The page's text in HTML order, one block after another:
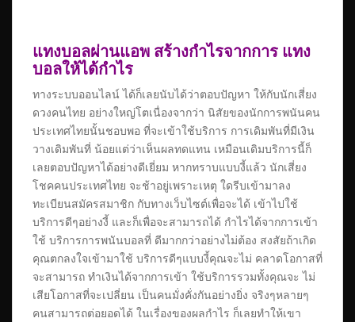
แทงบอลผ่านแอพ สร้างกำไรจากการ แทง
บอลให้ได้กำไร
ทางระบบออนไลน์ ได้ก็เลยนับได้ว่าตอบปัญหา ให้กับนักเสี่ยง
ดวงคนไทย อย่างใหญ่โตเนื่องจากว่า นิสัยของนักการพนันคน
ประเทศไทยนั้นชอบพอ ที่จะเข้าใช้บริการ การเดิมพันที่มีเงิน
วางเดิมพันที่ น้อยแต่ว่าเห็นผลทดแทน เหมือนเดิมบริการนี้ก็
เลยตอบปัญหาได้อย่างดีเยี่ยม หากทราบแบบงี้แล้ว นักเสี่ยง
โชคคนประเทศไทย จะช้าอยู่เพราะเหตุ ใดรีบเข้ามาลง
ทะเบียนสมัครสมาชิก กับทางเว็บไซต์เพื่อจะได้ เข้าไปใช้
บริการดีๆอย่างงี้ และก็เพื่อจะสามารถได้ กำไรได้จากการเข้า
ใช้ บริการการพนันบอลที่ ดีมากกว่าอย่างไม่ต้อง สงสัยถ้าเกิด
คุณตกลงใจเข้ามาใช้ บริการดีๆแบบงี้คุณจะไม่ คลาดโอกาสที่
จะสามารถ ทำเงินได้จากการเข้า ใช้บริการรวมทั้งคุณจะ ไม่
เสียโอกาสที่จะเปลี่ยน เป็นคนมั่งคั่งกันอย่างยิ่ง จริงๆหลายๆ
คนสามารถต่อยอดได้ ในเรื่องของผลกำไร ก็เลยทำให้เขา